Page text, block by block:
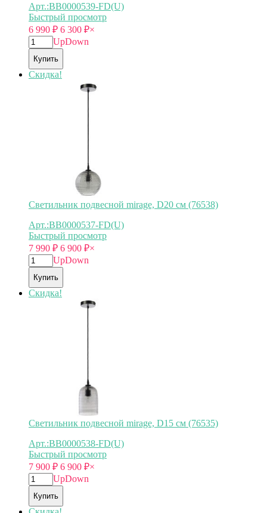
Арт.:BB0000539-FD(U)
Быстрый просмотр
6 990 ₽ 6 300 ₽×
UpDown
Купить
Скидка!
Светильник подвесной mirage, D20 см (76538)
Арт.:BB0000537-FD(U)
Быстрый просмотр
7 990 ₽ 6 900 ₽×
UpDown
Купить
Скидка!
Светильник подвесной mirage, D15 см (76535)
Арт.:BB0000538-FD(U)
Быстрый просмотр
7 900 ₽ 6 900 ₽×
UpDown
Купить